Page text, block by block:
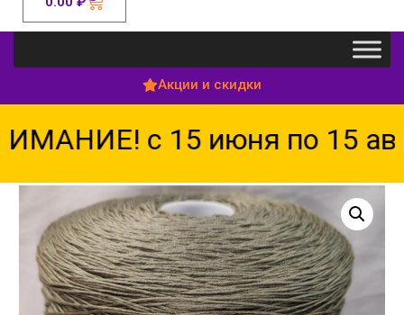
Акции и скидки
с 15 июня по 15